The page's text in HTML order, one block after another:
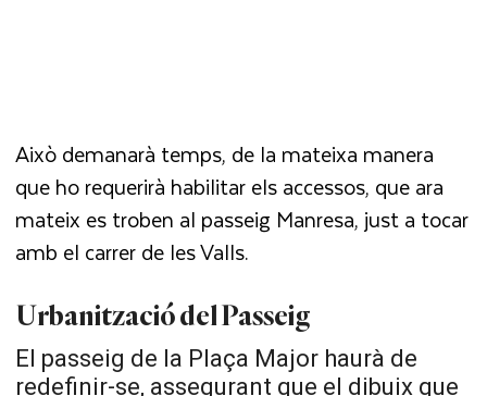
Això demanarà temps, de la mateixa manera
que ho requerirà habilitar els accessos, que ara
mateix es troben al passeig Manresa, just a tocar
amb el carrer de les Valls.
Urbanització del Passeig
El passeig de la Plaça Major haurà de
redefinir-se, assegurant que el dibuix que